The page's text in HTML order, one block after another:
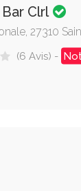
Clrl
27310
(6 Avis) -